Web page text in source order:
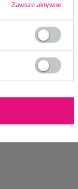
Zawsze aktywne